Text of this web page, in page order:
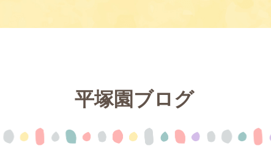
平塚園ブログ